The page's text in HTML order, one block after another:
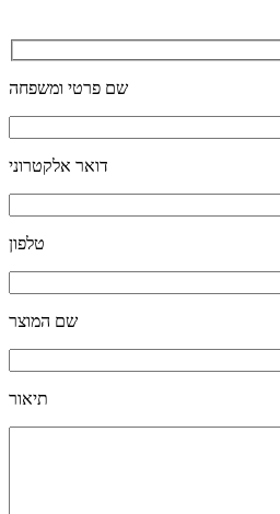
שם פרטי ומשפחה
דואר אלקטרוני
טלפון
שם המוצר
תיאור